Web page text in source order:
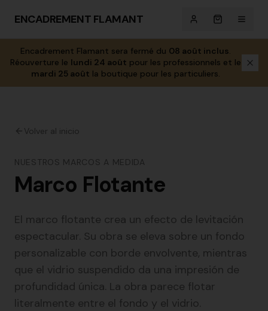
ENCADREMENT FLAMANT
Encadrement Flamant sera fermé du 08 août inclus.
Réouverture le lundi 24 août pour les professionnels et le
mardi 25 août la boutique pour les particuliers.
Volver al inicio
NUESTROS MARCOS A MEDIDA
Marco Flotante
El marco flotante crea un efecto de levitación
espectacular. Su obra se eleva sobre un fondo
personalizable con borde envolvente, mientras
que el vidrio suspendido da una impresión de
profundidad única. La obra parece flotar
literalmente entre el fondo y el vidrio.